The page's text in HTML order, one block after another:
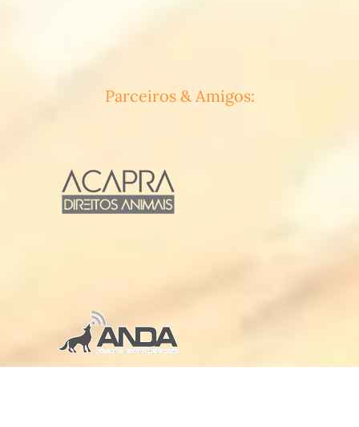
Parceiros & Amigos: